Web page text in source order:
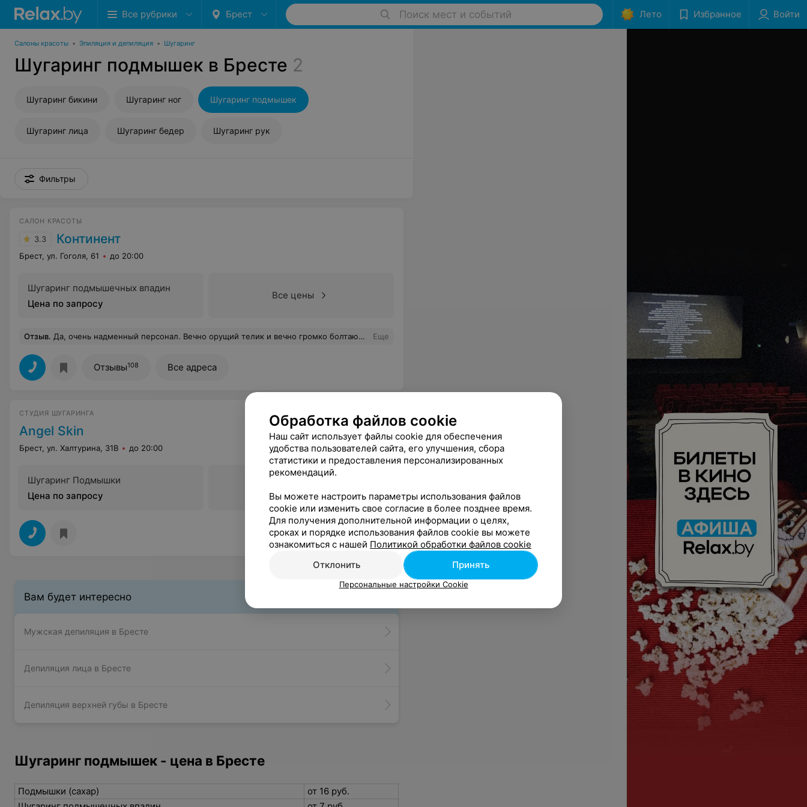
Все рубрики Брест Поиск мест и событий Лето Избранное Войти
Салоны красоты • Эпиляция и депиляция • Шугаринг
Шугаринг подмышек в Бресте 2
Шугаринг бикини Шугаринг ног Шугаринг подмышек
Шугаринг лица Шугаринг бедер Шугаринг рук
Фильтры
САЛОН КРАСОТЫ
3.3 Континент
Брест, ул. Гоголя, 61 до 20:00
Шугаринг подмышечных впадин
Цена по запросу
Все цены
Отзыв. Да, очень надменный персонал. Вечно орущий телик и вечно громко болтающая по телефону одна из мастеров. Приходишь в салон расслабиться, а уходишь с больной головой. Была только на Воровского. Еще
Отзывы108 Все адреса
СТУДИЯ ШУГАРИНГА
Angel Skin
Брест, ул. Халтурина, 31В до 20:00
Шугаринг Подмышки
Цена по запросу
Вам будет интересно
Мужская депиляция в Бресте
Депиляция лица в Бресте
Депиляция верхней губы в Бресте
Шугаринг подмышек - цена в Бресте
Подмышки (сахар)
от 16 руб.
Обработка файлов cookie
Наш сайт использует файлы cookie для обеспечения
удобства пользователей сайта, его улучшения, сбора
статистики и предоставления персонализированных
рекомендаций.
Вы можете настроить параметры использования файлов
cookie или изменить свое согласие в более позднее время.
Для получения дополнительной информации о целях,
сроках и порядке использования файлов cookie вы можете
ознакомиться с нашей Политикой обработки файлов cookie
Отклонить
Принять
Персональные настройки Cookie